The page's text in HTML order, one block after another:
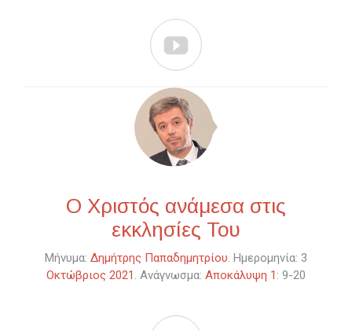

Ο Χριστός ανάμεσα στις
εκκλησίες Του
Μήνυμα: Δημήτρης Παπαδημητρίου. Ημερομηνία: 3
Οκτώβριος 2021 . Ανάγνωσμα: Αποκάλυψη 1 : 9-20